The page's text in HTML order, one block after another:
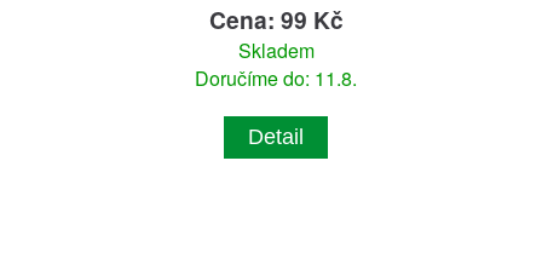
Cena: 99 Kč
Skladem
Doručíme do: 11.8.
Detail